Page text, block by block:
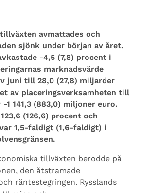
avmattades och
sjönk under början av året.
-4,5 (7,8) procent i
marknadsvärde
juni till 28,0 (27,8) miljarder
av placeringsverksamheten till
141,3 (883,0) miljoner euro.
(126,6) procent och
1,5-faldigt (1,6-faldigt) i
tillväxten berodde på
den åtstramade
räntestegringen. Rysslands